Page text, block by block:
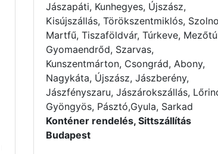
Jászapáti, Kunhegyes, Újszász,
Kisújszállás, Törökszentmiklós,
Martfű, Tiszaföldvár, Túrkeve,
Gyomaendrőd, Szarvas,
Kunszentmárton, Csongrád, Abony,
Nagykáta, Újszász, Jászberény,
Jászfényszaru, Jászárokszállás,
Gyöngyös, Pásztó,Gyula, Sarkad
Konténer rendelés, Sittszállítás
Budapest